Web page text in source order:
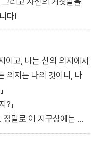
다!
이고, 나는 신의 의지에서
의지는 나의 것이니, 나
?」
정말로 이 지구상에는 신
완전한 지점에 도달했을